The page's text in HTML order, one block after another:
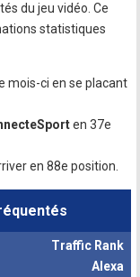
du jeu vidéo. Ce
statistiques
mois-ci en se placant
en 37e
en 88e position.
Traffic Rank
Alexa